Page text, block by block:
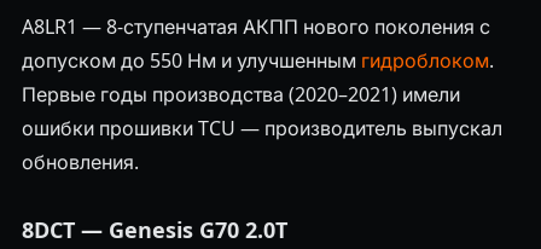
A8LR1 — 8-ступенчатая АКПП нового поколения с
допуском до 550 Нм и улучшенным гидроблоком.
Первые годы производства (2020–2021) имели
ошибки прошивки TCU — производитель выпускал
обновления.
8DCT — Genesis G70 2.0T